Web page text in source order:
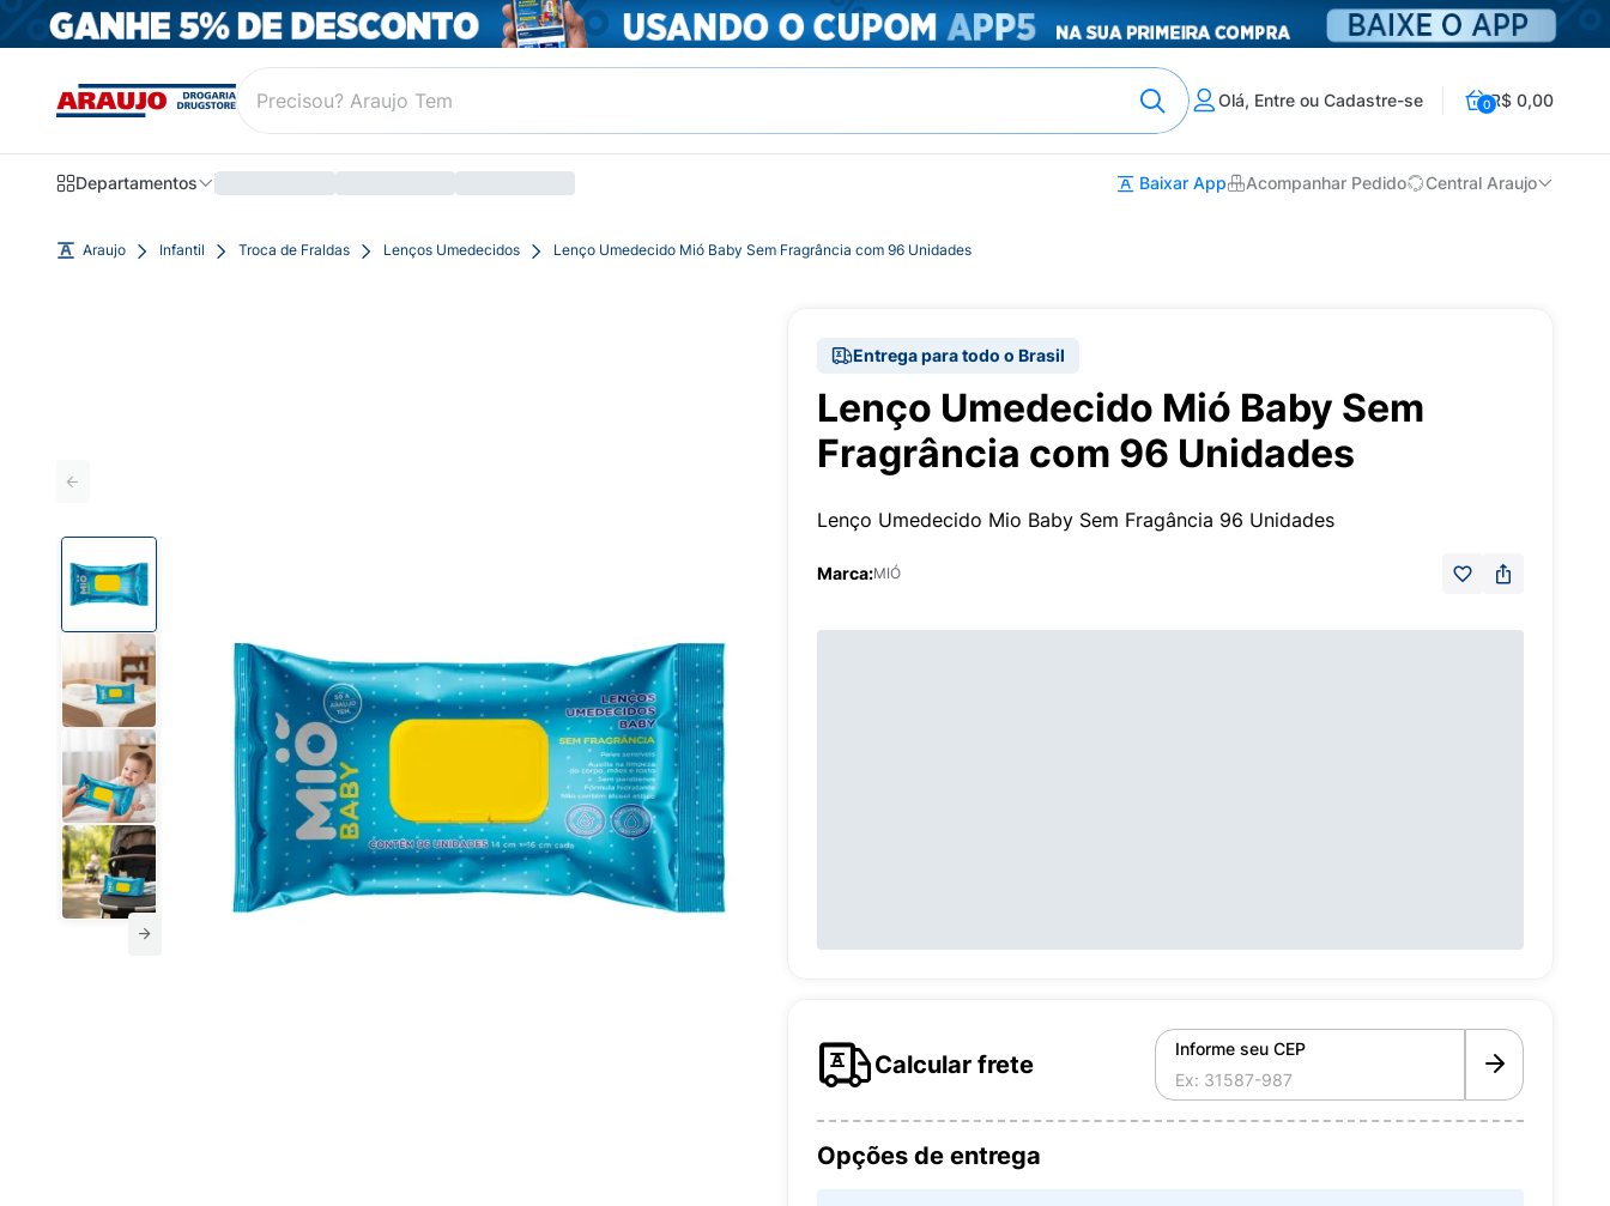
Olá, Entre ou Cadastre-se 0R$ 0,00
Departamentos Baixar App Acompanhar Pedido Central Araujo
Araujo Infantil Troca de Fraldas Lenços Umedecidos Lenço Umedecido Mió Baby Sem Fragrância com 96 Unidades
Entrega para todo o Brasil
Lenço Umedecido Mió Baby Sem
Fragrância com 96 Unidades
Lenço Umedecido Mio Baby Sem Fragância 96 Unidades
Marca:MIÓ
Calcular frete
Informe seu CEP
Opções de entrega